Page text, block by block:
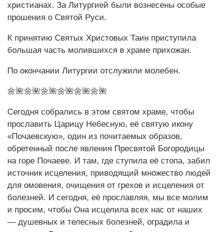
христианах. За Литургией были вознесены особые
прошения о Святой Руси.
К принятию Святых Христовых Таин приступила
большая часть молившихся в храме прихожан.
По окончании Литургии отслужили молебен.
🌼🌺🌼🌺🌼🌺🌼🌺🌼🌺🌼🌺
Сегодня собрались в этом святом храме, чтобы
прославить Царицу Небесную, её святую икону
«Почаевскую», один из почитаемых образов,
обретенный после явления Пресвятой Богородицы
на горе Почаеве. И там, где ступила её стопа, забил
источник исцеления, приводящий множество людей
для омовения, очищения от грехов и исцеления от
болезней. И сегодня, её прославляя, мы все молим
и просим, чтобы Она исцелила всех нас от наших
— душевных и телесных болезней, оградила и